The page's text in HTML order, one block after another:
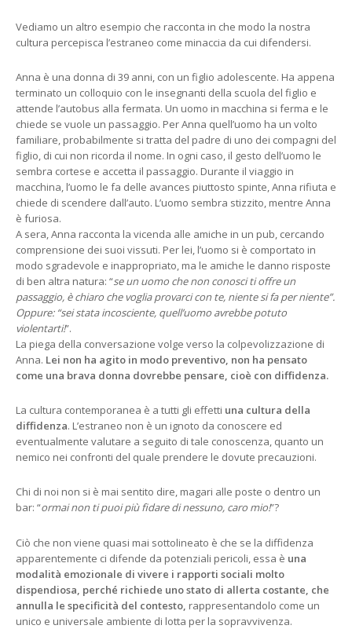
Vediamo un altro esempio che racconta in che modo la nostra
cultura percepisca l’estraneo come minaccia da cui difendersi.
Anna è una donna di 39 anni, con un figlio adolescente. Ha appena
terminato un colloquio con le insegnanti della scuola del figlio e
attende l’autobus alla fermata. Un uomo in macchina si ferma e le
chiede se vuole un passaggio. Per Anna quell’uomo ha un volto
familiare, probabilmente si tratta del padre di uno dei compagni del
figlio, di cui non ricorda il nome. In ogni caso, il gesto dell’uomo le
sembra cortese e accetta il passaggio. Durante il viaggio in
macchina, l’uomo le fa delle avances piuttosto spinte, Anna rifiuta e
chiede di scendere dall’auto. L’uomo sembra stizzito, mentre Anna
è furiosa.
A sera, Anna racconta la vicenda alle amiche in un pub, cercando
comprensione dei suoi vissuti. Per lei, l’uomo si è comportato in
modo sgradevole e inappropriato, ma le amiche le danno risposte
di ben altra natura: “se un uomo che non conosci ti offre un
passaggio, è chiaro che voglia provarci con te, niente si fa per niente”.
Oppure: “sei stata incosciente, quell’uomo avrebbe potuto
violentarti!”.
La piega della conversazione volge verso la colpevolizzazione di
Anna. Lei non ha agito in modo preventivo, non ha pensato
come una brava donna dovrebbe pensare, cioè con diffidenza.
La cultura contemporanea è a tutti gli effetti una cultura della
diffidenza. L’estraneo non è un ignoto da conoscere ed
eventualmente valutare a seguito di tale conoscenza, quanto un
nemico nei confronti del quale prendere le dovute precauzioni.
Chi di noi non si è mai sentito dire, magari alle poste o dentro un
bar: “ormai non ti puoi più fidare di nessuno, caro mio!”?
Ciò che non viene quasi mai sottolineato è che se la diffidenza
apparentemente ci difende da potenziali pericoli, essa è una
modalità emozionale di vivere i rapporti sociali molto
dispendiosa, perché richiede uno stato di allerta costante, che
annulla le specificità del contesto, rappresentandolo come un
unico e universale ambiente di lotta per la sopravvivenza.